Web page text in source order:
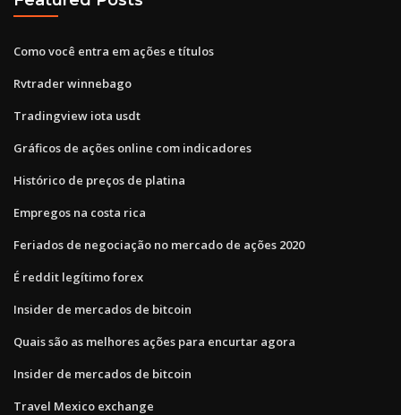
Como você entra em ações e títulos
Rvtrader winnebago
Tradingview iota usdt
Gráficos de ações online com indicadores
Histórico de preços de platina
Empregos na costa rica
Feriados de negociação no mercado de ações 2020
É reddit legítimo forex
Insider de mercados de bitcoin
Quais são as melhores ações para encurtar agora
Insider de mercados de bitcoin
Travel Mexico exchange